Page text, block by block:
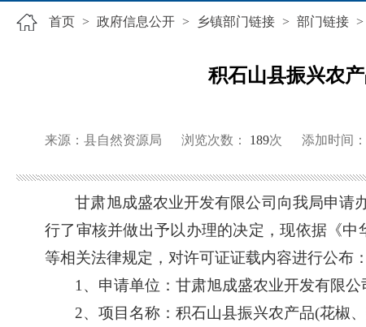
首页 > 政府信息公开 > 乡镇部门链接 > 部门链接 >
积石山县振兴农
来源：县自然资源局 浏览次数： 189次 添加时间：
甘肃旭成盛农业开发有限公司向我局申请
行了审核并做出予以办理的决定，现依据《
等相关法律规定，对许可证证载内容进行公布：
1 、 申请单位：甘肃旭成盛农业开发有限公
2、项目名称：积石山县振兴农产品(花椒